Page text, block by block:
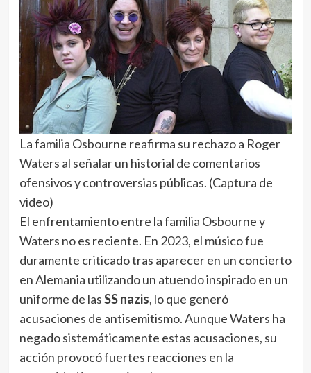
La familia Osbourne reafirma su rechazo a Roger
Waters al señalar un historial de comentarios
ofensivos y controversias públicas. (Captura de
video)
El enfrentamiento entre la familia Osbourne y
Waters no es reciente. En 2023, el músico fue
duramente criticado tras aparecer en un concierto
en Alemania utilizando un atuendo inspirado en un
uniforme de lasSS nazis, lo que generó
acusaciones de antisemitismo. Aunque Waters ha
negado sistemáticamente estas acusaciones, su
acción provocó fuertes reacciones en la